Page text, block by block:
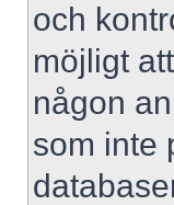
och
möjligt
någon
som inte